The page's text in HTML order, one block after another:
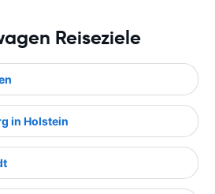
Reiseziele
in Holstein